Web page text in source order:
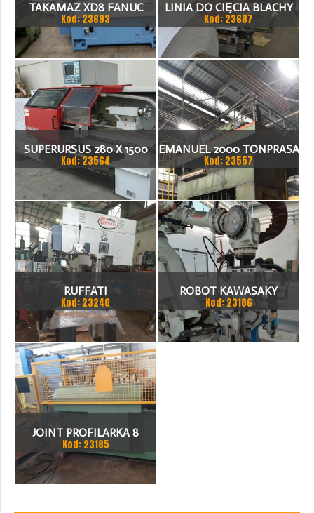
TAKAMAZ XD8 FANUC
21ITA TOKARKA CNC
Kod: 23693
LINIA DO CIĘCIA BLACHY
1.500 X 1,5 (2,5) MM
Kod: 23687
SUPERURSUS 280 X 1500
TOKARKA
Kod: 23564
EMANUEL 2000 TONPRASA
HYDRAULICZNA 3200 X
2000
Kod: 23557
RUFFATI
Kod: 23240
ROBOT KAWASAKY
Kod: 23186
JOINT PROFILARKA 8
STACJI
Kod: 23185